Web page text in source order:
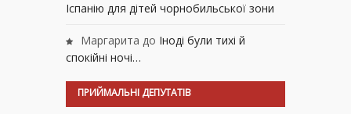
Іспанію для дітей чорнобильської зони
Маргарита до Іноді були тихі й
спокійні ночі…
ПРИЙМАЛЬНІ ДЕПУТАТІВ